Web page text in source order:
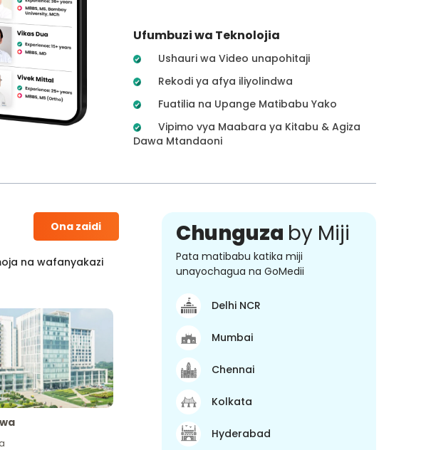
Ufumbuzi wa Teknolojia
Ushauri wa Video unapohitaji
Rekodi ya afya iliyolindwa
Fuatilia na Upange Matibabu Yako
Vipimo vya Maabara ya Kitabu & Agiza
Dawa Mtandaoni
Ona zaidi
na wafanyakazi
Chunguza by Miji
Pata matibabu katika miji
unayochagua na GoMedii
Delhi NCR
Mumbai
Chennai
Kolkata
Hyderabad